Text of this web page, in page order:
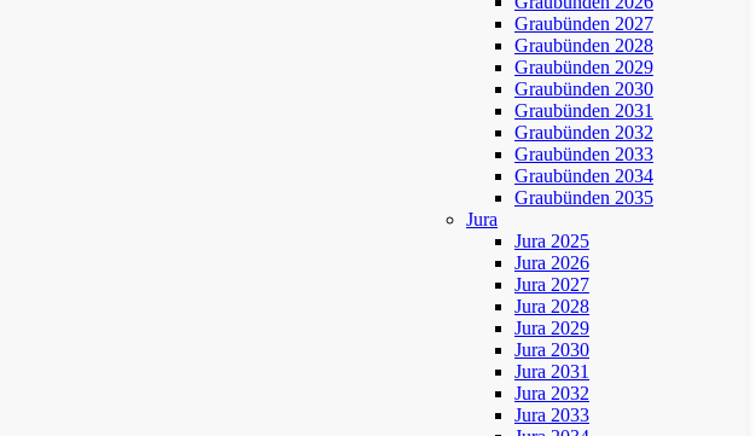
Graubünden 2027
Graubünden 2028
Graubünden 2029
Graubünden 2030
Graubünden 2031
Graubünden 2032
Graubünden 2033
Graubünden 2034
Graubünden 2035
Jura
Jura 2025
Jura 2026
Jura 2027
Jura 2028
Jura 2029
Jura 2030
Jura 2031
Jura 2032
Jura 2033